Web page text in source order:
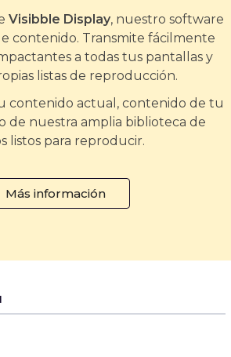
Visibble Display, nuestro software
contenido. Transmite fácilmente
a todas tus pantallas y
listas de reproducción.
contenido actual, contenido de tu
de nuestra amplia biblioteca de
listos para reproducir.
Más información